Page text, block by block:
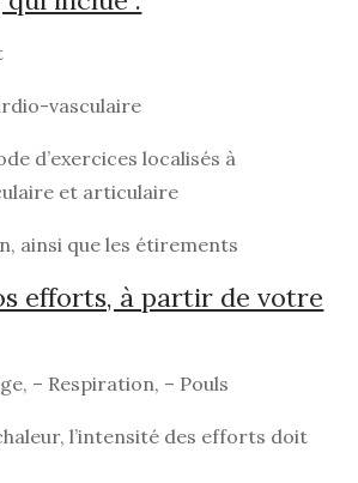
vasculaire
d’exercices localisés à
et articulaire
ainsi que les étirements
efforts, à partir de votre
– Respiration, – Pouls
l’intensité des efforts doit